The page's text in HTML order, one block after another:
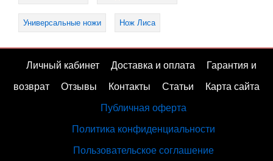
Универсальные ножи Нож Лиса
Личный кабинет Доставка и оплата Гарантия и
возврат Отзывы Контакты Статьи Карта сайта
Публичная оферта
Политика конфиденциальности
Пользовательское соглашение